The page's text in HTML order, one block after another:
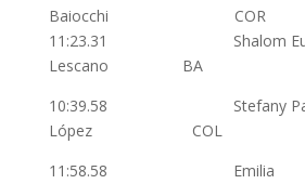
Baiocchi COR
11:23.31 Shalom
Lescano BA
10:39.58 Stefany
López COL
11:58.58 Emilia